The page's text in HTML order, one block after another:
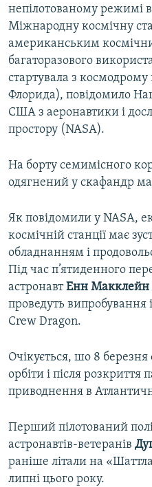
непілотованому режимі
Міжнародну космічну
американським
багаторазового
стартувала з
Флорида), повідомило
США з аеронавтики і
простору (NASA).
На борту семимісного
одягнений у скафандр
Як повідомили у NASA,
космічній станції має
обладнанням і
Під час п’ятиденного
астронавтЕнн Макклейн
проведуть випробування
Crew Dragon.
Очікується, шо 8 березня
орбіти і після розкриття
приводнення в
Перший пілотований
астронавтів-ветеранів
раніше літали на
липні цього року.